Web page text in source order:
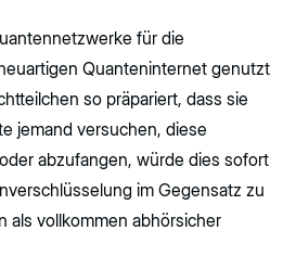
für die
Quanteninternet genutzt
so präpariert, dass sie
jemand versuchen, diese
abzufangen, würde dies sofort
im Gegensatz zu
als vollkommen abhörsicher